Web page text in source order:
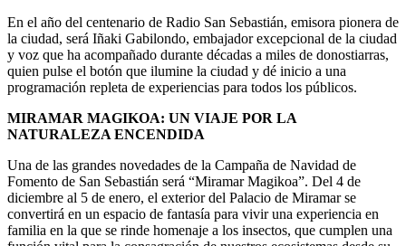
En el año del centenario de Radio San Sebastián, emisora pionera de
la ciudad, será Iñaki Gabilondo, embajador excepcional de la ciudad
y voz que ha acompañado durante décadas a miles de donostiarras,
quien pulse el botón que ilumine la ciudad y dé inicio a una
programación repleta de experiencias para todos los públicos.
MIRAMAR MAGIKOA: UN VIAJE POR LA
NATURALEZA ENCENDIDA
Una de las grandes novedades de la Campaña de Navidad de
Fomento de San Sebastián será “Miramar Magikoa”. Del 4 de
diciembre al 5 de enero, el exterior del Palacio de Miramar se
convertirá en un espacio de fantasía para vivir una experiencia en
familia en la que se rinde homenaje a los insectos, que cumplen una